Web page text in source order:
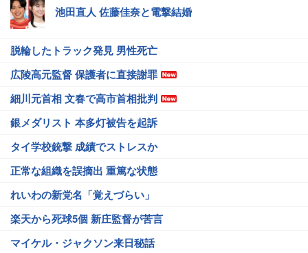
池田直人 佐藤佳奈と電撃結婚
脱輪したトラック発見 男性死亡
広陵高元監督 保護者に直接謝罪
細川元首相 文春で高市首相批判
銀メダリスト 本多灯被告を起訴
タイ学校銃撃 成績でストレスか
正常な組織を誤摘出 重篤な状態
れいわの新党名「覚えづらい」
楽天から死球5個 新庄監督が苦言
マイケル・ジャクソン来日秘話